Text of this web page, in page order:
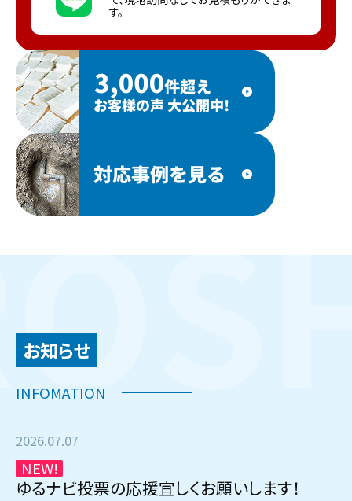
す。
お知らせ
2026.07.07
NEW!
ゆるナビ投票の応援宜しくお願いします！